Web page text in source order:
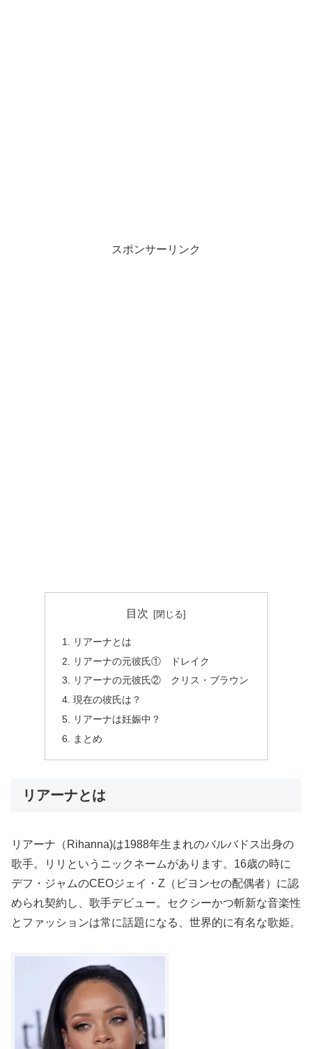
スポンサーリンク
目次
リアーナとは
リアーナの元彼氏① ドレイク
リアーナの元彼氏② クリス・ブラウン
現在の彼氏は？
リアーナは妊娠中？
まとめ
リアーナとは
リアーナ（Rihanna)は1988年生まれのバルバドス出身の
歌手。リリというニックネームがあります。16歳の時に
デフ・ジャムのCEOジェイ・Z（ビヨンセの配偶者）に認
められ契約し、歌手デビュー。セクシーかつ斬新な音楽性
とファッションは常に話題になる、世界的に有名な歌姫。